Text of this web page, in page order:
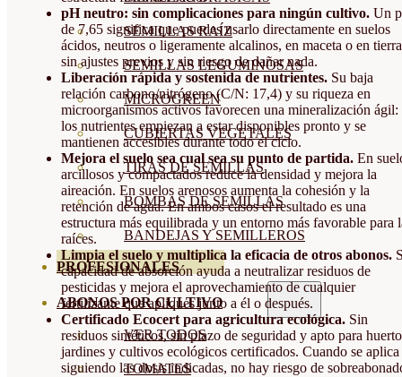
SEMILLAS RAÍZ
SEMILLAS LEGUMINOSAS
MICROGREEN
CUBIERTAS VEGETALES
TIRAS DE SEMILLAS
BOMBAS DE SEMILLAS
BANDEJAS Y SEMILLEROS
PROFESIONALES
ABONOS POR CULTIVO
VER TODOS
TOMATES
pH neutro: sin complicaciones para ningún cultivo. Un
de 7,65 significa que puedes usarlo directamente en suelos
ácidos, neutros o ligeramente alcalinos, en maceta o en
sin ajustes previos y sin riesgo de dañar nada.
Liberación rápida y sostenida de nutrientes. Su baja
relación carbono/nitrógeno (C/N: 17,4) y su riqueza en
microorganismos activos favorecen una mineralización ágil:
los nutrientes empiezan a estar disponibles pronto y se
mantienen accesibles durante todo el ciclo.
Mejora el suelo sea cual sea su punto de partida. En
arcillosos y compactados reduce la densidad y mejora la
aireación. En suelos arenosos aumenta la cohesión y la
retención de agua. En ambos casos el resultado es una
estructura más equilibrada y un entorno más favorable para
raíces.
Limpia el suelo y multiplica la eficacia de otros abonos.
capacidad de absorción ayuda a neutralizar residuos de
pesticidas y mejora el aprovechamiento de cualquier
fertilizante que apliques junto a él o después.
Certificado Ecocert para agricultura ecológica. Sin
residuos sintéticos, sin plazo de seguridad y apto para
jardines y cultivos ecológicos certificados. Cuando se aplica
siguiendo las dosis indicadas, no hay riesgo de